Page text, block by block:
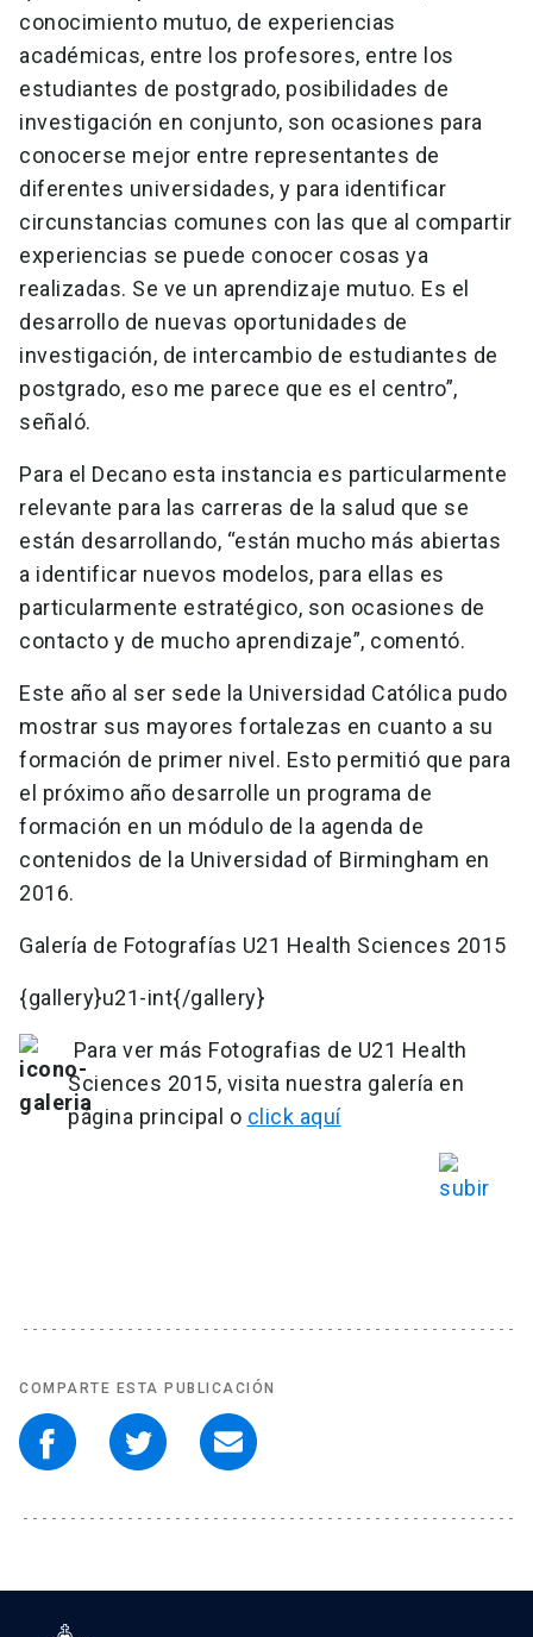
conocimiento mutuo, de experiencias
académicas, entre los profesores, entre los
estudiantes de postgrado, posibilidades de
investigación en conjunto, son ocasiones para
conocerse mejor entre representantes de
diferentes universidades, y para identificar
circunstancias comunes con las que al compartir
experiencias se puede conocer cosas ya
realizadas. Se ve un aprendizaje mutuo. Es el
desarrollo de nuevas oportunidades de
investigación, de intercambio de estudiantes de
postgrado, eso me parece que es el centro”,
señaló.
Para el Decano esta instancia es particularmente
relevante para las carreras de la salud que se
están desarrollando, “están mucho más abiertas
a identificar nuevos modelos, para ellas es
particularmente estratégico, son ocasiones de
contacto y de mucho aprendizaje”, comentó.
Este año al ser sede la Universidad Católica pudo
mostrar sus mayores fortalezas en cuanto a su
formación de primer nivel. Esto permitió que para
el próximo año desarrolle un programa de
formación en un módulo de la agenda de
contenidos de la Universidad of Birmingham en
2016.
Galería de Fotografías U21 Health Sciences 2015
{gallery}u21-int{/gallery}
Para ver más Fotografias de U21 Health
Sciences 2015, visita nuestra galería en
página principal o click aquí
COMPARTE ESTA PUBLICACIÓN